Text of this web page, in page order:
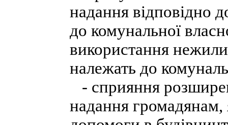
надання відповідно
до комунальної
використання
належать до
- сприяння
надання громадянам,